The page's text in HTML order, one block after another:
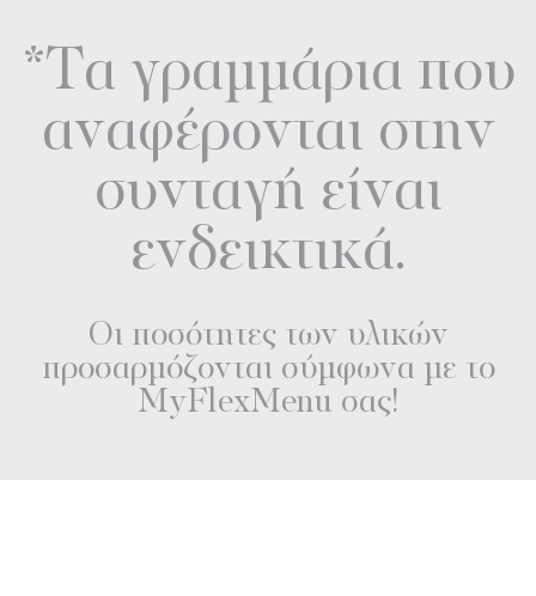
*Τα γραμμάρια που
αναφέρονται στην
συνταγή είναι
ενδεικτικά.
Οι ποσότητες των υλικών
προσαρμόζονται σύμφωνα με το
MyFlexMenu σας!